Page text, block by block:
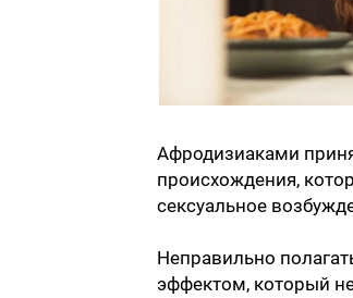
Афродизиаками
происхождения,
сексуальное
Неправильно
эффектом, который